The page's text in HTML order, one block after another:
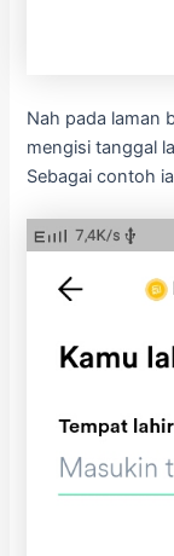
Nah pada laman
mengisi tanggal
Sebagai contoh